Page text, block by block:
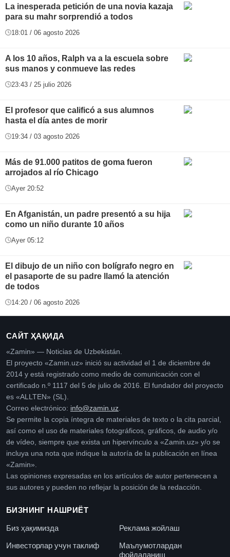
La inesperada petición de una novia kazaja
para su mahr sorprendió a todos
18:01 / 06 agosto 2026
A los 10 años, Ralph va a la escuela sobre
sus manos y conmueve las redes
23:43 / 25 julio 2026
El profesor que calificó a sus alumnos
hasta el día antes de morir
19:34 / 03 agosto 2026
Más de 91.000 patitos de goma fueron
arrojados al río Chicago
Ayer 20:52
En Afganistán, un padre presentó a su hija
como un niño durante 10 años
Ayer 05:12
El dibujo de un niño con bolígrafo negro en
el pasaporte de su padre llamó la atención
de todos
14:20 / 06 agosto 2026
САЙТ ҲАҚИДА
«Zamin» — Noticias de Uzbekistán.
El proyecto «Zamin.uz» inició su actividad el 1 de diciembre de
2014 y está registrado como medio de comunicación con el
certificado n.º 1117 del 5 de julio de 2016. El fundador del proyecto
es «ALLTEN» (SL).
Correo electrónico: info@zamin.uz
Se permite la copia íntegra de materiales de texto o la cita parcial,
así como el uso de materiales fotográficos, gráficos, de audio y/o
de vídeo, siempre que exista un hipervínculo a «Zamin.uz» y/o se
incluya una nota que indique la autoría de la publicación en línea
«Zamin».
Las opiniones expresadas en los artículos de autor pertenecen a
sus autores y pueden no reflejar la posición de la redacción.
БИЗНИНГ НАШРИЁТ
Биз ҳақимизда
Реклама жойлаш
Инвесторлар учун таклиф
Маълумотлардан
фойдаланиш